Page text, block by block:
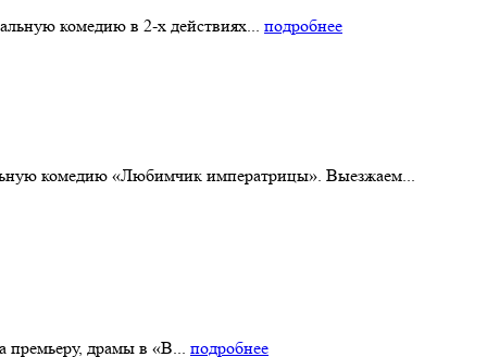
комедию в 2-х действиях... подробнее
комедию «Любимчик императрицы». Выезжаем...
драмы в «В... подробнее